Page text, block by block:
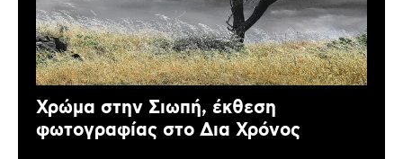
Χρώμα στην Σιωπή, έκθεση
φωτογραφίας στο Δια Χρόνος